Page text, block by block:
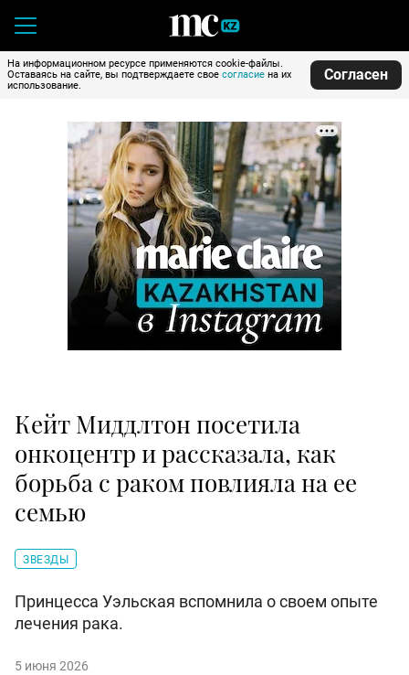
На информационном ресурсе применяются cookie-файлы.
Оставаясь на сайте, вы подтверждаете свое согласие на их
использование.
Согласен
Кейт Миддлтон посетила
онкоцентр и рассказала, как
борьба с раком повлияла на ее
семью
ЗВЕЗДЫ
Принцесса Уэльская вспомнила о своем опыте
лечения рака.
5 июня 2026